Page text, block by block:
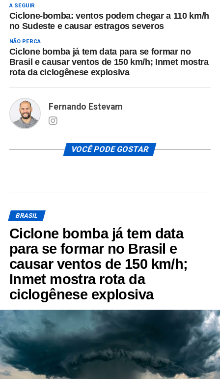
A SEGUIR
Ciclone-bomba: ventos podem chegar a 110 km/h
no Sudeste e causar estragos severos
NÃO PERCA
Ciclone bomba já tem data para se formar no
Brasil e causar ventos de 150 km/h; Inmet mostra
rota da ciclogênese explosiva
Fernando Estevam
VOCÊ PODE GOSTAR
BRASIL
Ciclone bomba já tem data
para se formar no Brasil e
causar ventos de 150 km/h;
Inmet mostra rota da
ciclogênese explosiva